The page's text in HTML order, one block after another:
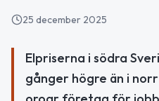
25 december 2025
Elpriserna i södra
gånger högre än i